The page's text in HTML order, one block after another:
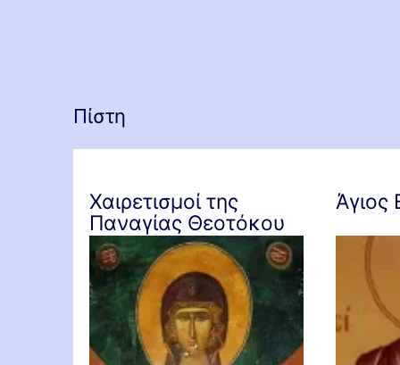
Πίστη
Χαιρετισμοί της
Παναγίας Θεοτόκου
(πολυτονικό, αρχαίο
κείμενο)
Άγιος